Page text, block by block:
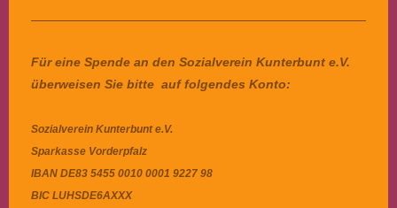
Für eine Spende an den Sozialverein Kunterbunt e.V.
überweisen Sie bitte auf folgendes Konto:
Sozialverein Kunterbunt e.V.
Sparkasse Vorderpfalz
IBAN DE83 5455 0010 0001 9227 98
BIC LUHSDE6AXXX